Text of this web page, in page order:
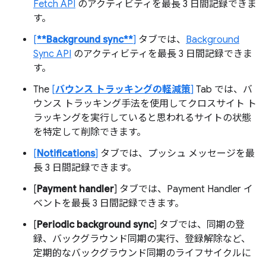
Fetch API のアクティビティを最長 3 日間記録できま
す。
[**Background sync**] タブでは、 Background
Sync API のアクティビティを最長 3 日間記録できま
す。
The [バウンス トラッキングの軽減策] Tab では、バ
ウンス トラッキング手法を使用してクロスサイト ト
ラッキングを実行していると思われるサイトの状態
を特定して削除できます。
[Notifications] タブでは、プッシュ メッセージを最
長 3 日間記録できます。
[Payment handler] タブでは、Payment Handler イ
ベントを最長 3 日間記録できます。
[Periodic background sync] タブでは、同期の登
録、バックグラウンド同期の実行、登録解除など、
定期的なバックグラウンド同期のライフサイクルに